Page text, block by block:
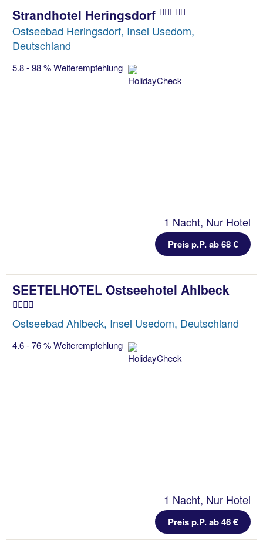
Strandhotel Heringsdorf
Ostseebad Heringsdorf, Insel Usedom,
Deutschland
5.8 - 98 % Weiterempfehlung
1 Nacht, Nur Hotel
Preis p.P. ab 68 €
SEETELHOTEL Ostseehotel Ahlbeck
Ostseebad Ahlbeck, Insel Usedom, Deutschland
4.6 - 76 % Weiterempfehlung
1 Nacht, Nur Hotel
Preis p.P. ab 46 €